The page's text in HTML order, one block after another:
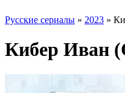
Русские сериалы » 2023 »
Кибер Иван